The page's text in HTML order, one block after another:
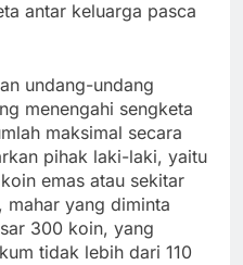
antar keluarga pasca
undang-undang
menengahi sengketa
maksimal secara
pihak laki-laki, yaitu
emas atau sekitar
mahar yang diminta
300 koin, yang
tidak lebih dari 110